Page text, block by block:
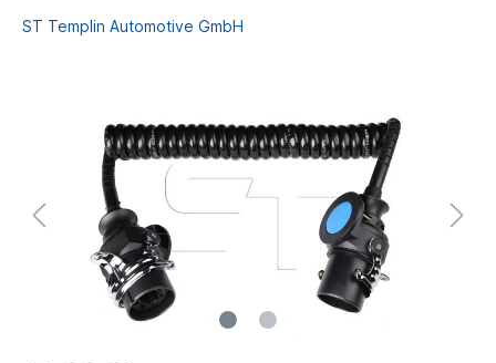
ST Templin Automotive GmbH